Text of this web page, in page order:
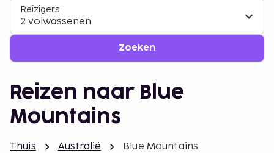
Reizigers
2 volwassenen
Zoeken
Reizen naar Blue
Mountains
Thuis Australië Blue Mountains